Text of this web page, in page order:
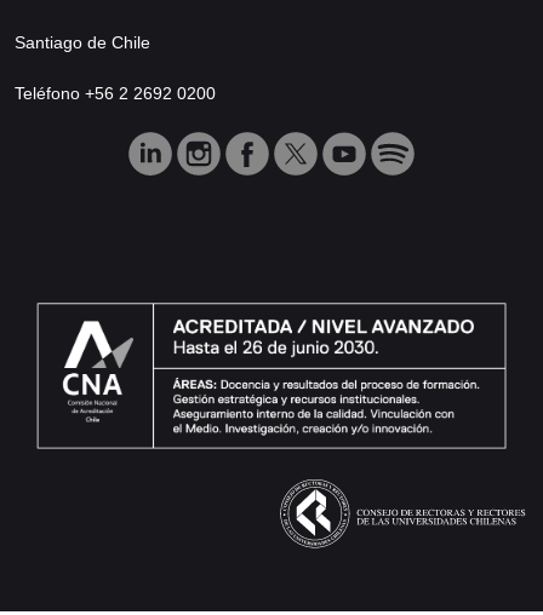
Santiago de Chile
Teléfono +56 2 2692 0200